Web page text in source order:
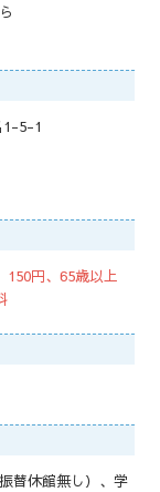
1-5-1
150円、65歳以上
替休館無し）、学